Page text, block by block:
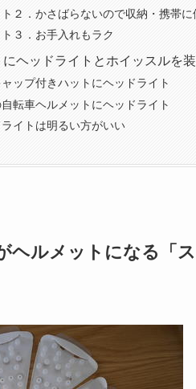
ト２．かさばらないので収納・携帯に
３．お手入れもラク
ヘッドライトとホイッスルを
ップ付きハットにヘッドライト
転車ヘルメットにヘッドライト
イトは明るい方がいい
ヘルメットになる「